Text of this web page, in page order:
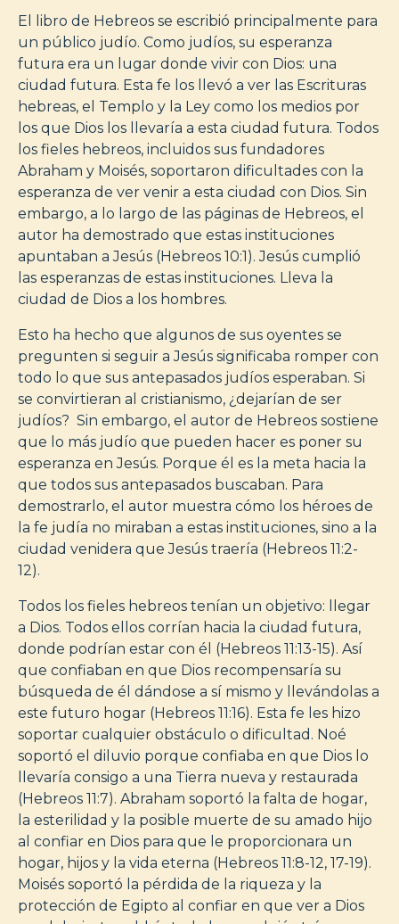
El libro de Hebreos se escribió principalmente para
un público judío. Como judíos, su esperanza
futura era un lugar donde vivir con Dios: una
ciudad futura. Esta fe los llevó a ver las Escrituras
hebreas, el Templo y la Ley como los medios por
los que Dios los llevaría a esta ciudad futura. Todos
los fieles hebreos, incluidos sus fundadores
Abraham y Moisés, soportaron dificultades con la
esperanza de ver venir a esta ciudad con Dios. Sin
embargo, a lo largo de las páginas de Hebreos, el
autor ha demostrado que estas instituciones
apuntaban a Jesús (Hebreos 10:1). Jesús cumplió
las esperanzas de estas instituciones. Lleva la
ciudad de Dios a los hombres.
Esto ha hecho que algunos de sus oyentes se
pregunten si seguir a Jesús significaba romper con
todo lo que sus antepasados judíos esperaban. Si
se convirtieran al cristianismo, ¿dejarían de ser
judíos? Sin embargo, el autor de Hebreos sostiene
que lo más judío que pueden hacer es poner su
esperanza en Jesús. Porque él es la meta hacia la
que todos sus antepasados buscaban. Para
demostrarlo, el autor muestra cómo los héroes de
la fe judía no miraban a estas instituciones, sino a la
ciudad venidera que Jesús traería (Hebreos 11:2-
12).
Todos los fieles hebreos tenían un objetivo: llegar
a Dios. Todos ellos corrían hacia la ciudad futura,
donde podrían estar con él (Hebreos 11:13-15). Así
que confiaban en que Dios recompensaría su
búsqueda de él dándose a sí mismo y llevándolas a
este futuro hogar (Hebreos 11:16). Esta fe les hizo
soportar cualquier obstáculo o dificultad. Noé
soportó el diluvio porque confiaba en que Dios lo
llevaría consigo a una Tierra nueva y restaurada
(Hebreos 11:7). Abraham soportó la falta de hogar,
la esterilidad y la posible muerte de su amado hijo
al confiar en Dios para que le proporcionara un
hogar, hijos y la vida eterna (Hebreos 11:8-12, 17-19).
Moisés soportó la pérdida de la riqueza y la
protección de Egipto al confiar en que ver a Dios